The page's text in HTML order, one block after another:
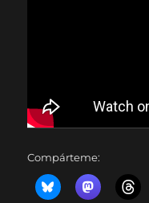
Compárteme: